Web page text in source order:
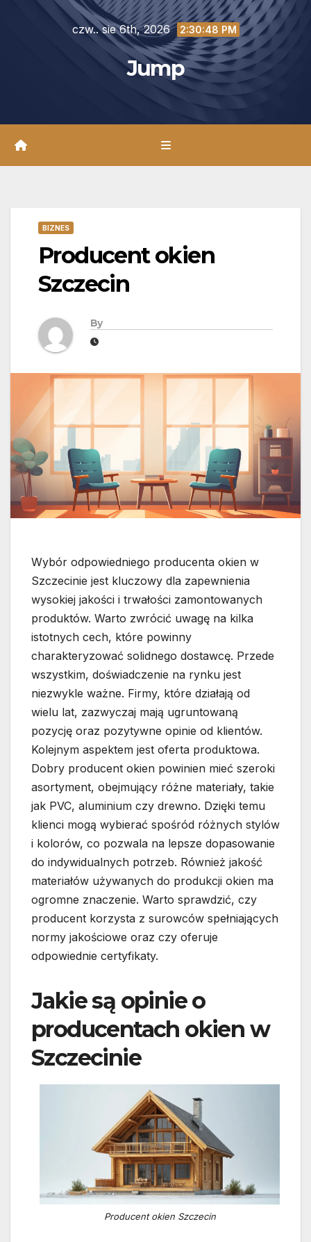
czw.. sie 6th, 2026 2:30:50 PM
Jump
BIZNES
Producent okien
Szczecin
By
Wybór odpowiedniego producenta okien w
Szczecinie jest kluczowy dla zapewnienia
wysokiej jakości i trwałości zamontowanych
produktów. Warto zwrócić uwagę na kilka
istotnych cech, które powinny
charakteryzować solidnego dostawcę. Przede
wszystkim, doświadczenie na rynku jest
niezwykle ważne. Firmy, które działają od
wielu lat, zazwyczaj mają ugruntowaną
pozycję oraz pozytywne opinie od klientów.
Kolejnym aspektem jest oferta produktowa.
Dobry producent okien powinien mieć szeroki
asortyment, obejmujący różne materiały, takie
jak PVC, aluminium czy drewno. Dzięki temu
klienci mogą wybierać spośród różnych stylów
i kolorów, co pozwala na lepsze dopasowanie
do indywidualnych potrzeb. Również jakość
materiałów używanych do produkcji okien ma
ogromne znaczenie. Warto sprawdzić, czy
producent korzysta z surowców spełniających
normy jakościowe oraz czy oferuje
odpowiednie certyfikaty.
Jakie są opinie o
producentach okien w
Szczecinie
Producent okien Szczecin